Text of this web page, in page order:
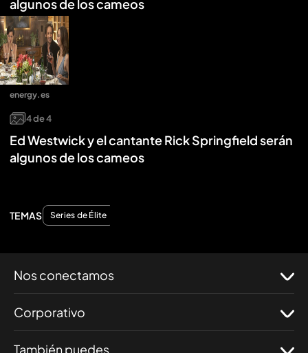
algunos de los cameos
4de4
Ed Westwick y el cantante Rick Springfield serán
algunos de los cameos
energy.es
TEMAS Series de Élite
Nos conectamos
Corporativo
También puedes...